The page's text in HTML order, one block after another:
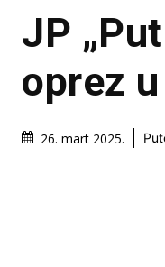
JP
oprez
26. mart 2025.